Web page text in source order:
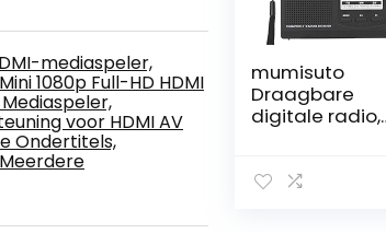
mediaspeler,
1080p Full-HD HDMI
voor HDMI AV
Ondertitels,
mumisuto
Draagbare
digitale radio,
FM/MW/SW-